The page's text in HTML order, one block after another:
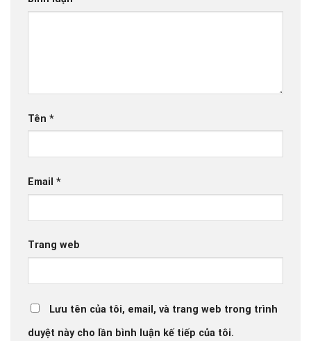
Tên *
Email *
Trang web
Lưu tên của tôi, email, và trang web trong trình
duyệt này cho lần bình luận kế tiếp của tôi.